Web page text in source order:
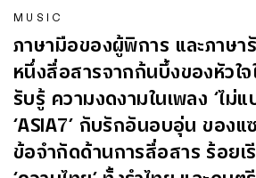
MUSIC
ภาษามือของผู้พิการ และภาษ
หนึ่งสื่อสารจากก้นบึ้งของหัวใ
รับรู้ ความงดงามในเพลง ‘ไม่แ
‘ASIA7’ กับรักอันอบอุ่น ของ
ข้อจำกัดด้านการสื่อสาร ร้อยเ